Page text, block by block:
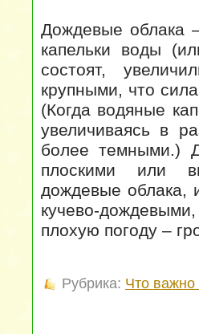
Дождевые облака
капельки воды
состоят,
крупными, что
(Когда водяные
увеличиваясь в
более темными.)
плоскими или
дождевые облака,
кучево-
плохую погоду –
Рубрика: Что важно